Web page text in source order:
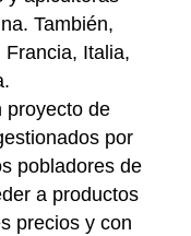
También,
Italia,
proyecto de
por
pobladores de
a productos
precios y con